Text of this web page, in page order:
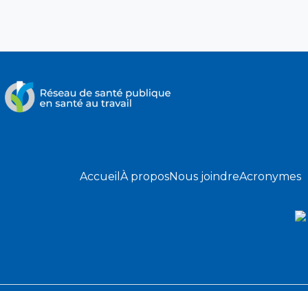
Accueil À proposNous joindreAcronymes